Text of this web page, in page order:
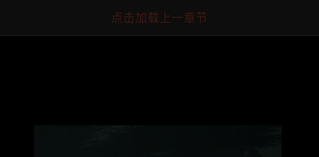
点击加载上一章节